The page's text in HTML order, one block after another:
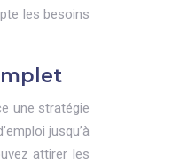
les besoins
une stratégie
jusqu’à
attirer les